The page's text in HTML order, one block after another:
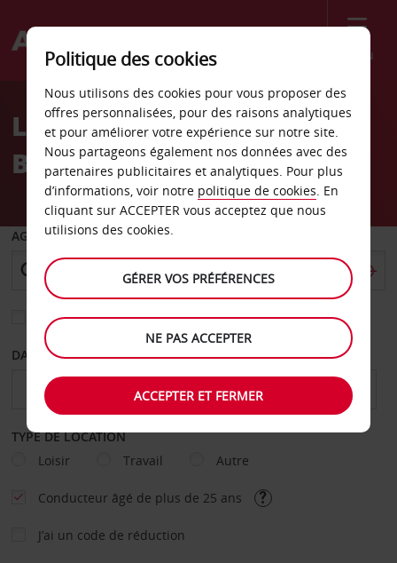
Menu
Welcome
AvisLocation de voiture
Braunschweig Rühme
AGENCE DE DÉPART
Sélectionnez une autre agence de retour
DATE DE DÉPART DATE DE RETOUR
TYPE DE LOCATION
Loisir
Travail Autre
Conducteur âgé de plus de 25 ans
J’ai un code de réduction
Politique des cookies
Nous utilisons des cookies pour vous proposer des
offres personnalisées, pour des raisons analytiques
et pour améliorer votre expérience sur notre site.
Nous partageons également nos données avec des
partenaires publicitaires et analytiques. Pour plus
d’informations, voir notre politique de cookies. En
cliquant sur ACCEPTER vous acceptez que nous
utilisions des cookies.
GÉRER VOS PRÉFÉRENCES
NE PAS ACCEPTER
ACCEPTER ET FERMER